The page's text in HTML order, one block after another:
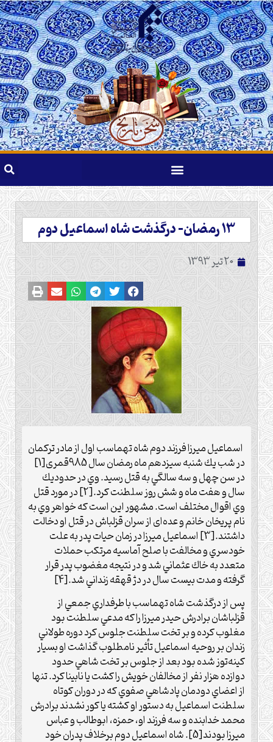
13 رمضان- درگذشت شاه اسماعيل دوم
20 تیر 1393
اسماعيل ميرزا فرزند دوم شاه تهماسب اول از مادر تركمان
در شب يك شنبه سيزدهم ماه رمضان سال 985قمری [1]
در سن چهل و سه سالگي به قتل رسيد.‌ وي در حدوديك
سال و هفت ماه و شش روز سلطنت كرد.‌[2]در مورد قتل
وي اقوال مختلف است. مشهور اين است كه خواهر وي به
نام پريخان خانم و عده‌ایاز سران قزلباش در قتل او دخالت
داشتند.[3]اسماعيل ميرزا در زمان حيات پدر به علت
خودسري و مخالفت با صلح آماسيه مرتكب حملات
متعدد به خاك عثماني شد و در نتيجه مغضوب پدر قرار
گرفته و مدت بيست سال در دژ‌ قهقه زنداني شد.[4]
پس از درگذشت شاه تهماسب با طرفداري جمعي از
قزلباشان برادرش حيدر ميرزا را كه مدعي سلطنت بود
مغلوب كرده و بر تخت سلطنت جلوس كرد دوره طولاني
زندان بر روحيه اسماعيل تأثير نامطلوب گذاشت او بسيار
كينه‌توز شده بود بعد از جلوس بر تخت شاهي حدود
دوازده هزار نفر از مخالفان خویش را كشت يا نابينا كرد. تنها
از اعضاي دودمان پادشاهي صفوي كه در دوران كوتاه
سلطنت اسماعيل به دستور او كشته يا كور نشدند برادرش
محمد خدابنده و سه فرزند او، حمزه، ابوطالب و عباس
ميرزا بودند[5].‌ شاه اسماعيل دوم برخلاف پدران خود